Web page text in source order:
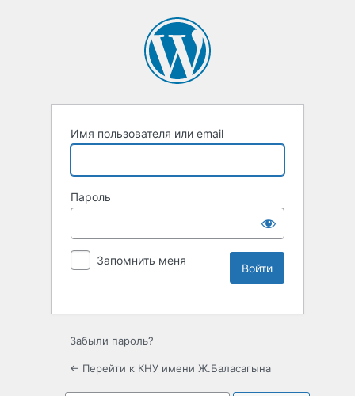
Имя пользователя или email
Пароль
Запомнить меня
Забыли пароль?
← Перейти к КНУ имени Ж.Баласагына